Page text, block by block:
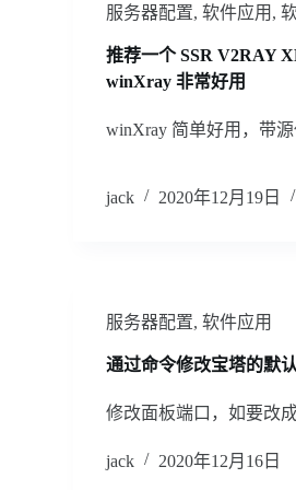
服务器配置,软件应用 ,
推荐一个 SSR V2RAY
winXray 非常好用
winXray 简单好用，带
jack 2020年12月19日
服务器配置,软件应用
通过命令修改宝塔的默
修改面板端口，如要改
jack 2020年12月16日